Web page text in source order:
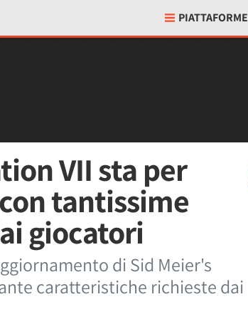
PIATTAFORME
VII sta per
tantissime
giocatori
di Sid Meier's
caratteristiche richieste dai